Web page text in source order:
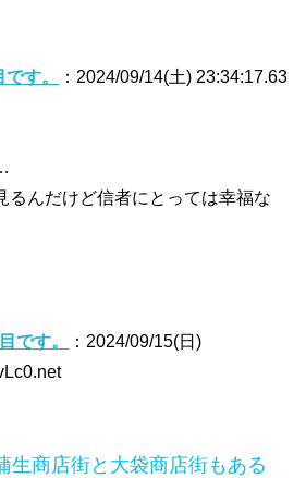
す。
：2024/09/14(土) 23:34:17.63
るんだけど信者にとっては幸福な
です。
：2024/09/15(日)
生商店街と大袋商店街もある